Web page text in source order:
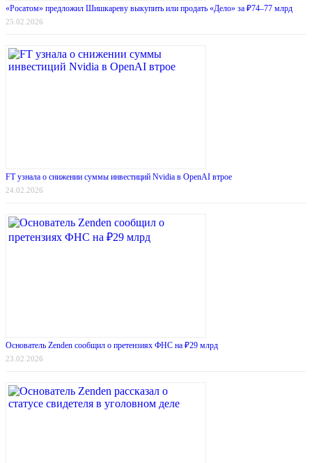
«Росатом» предложил Шишкареву выкупить или продать «Дело» за ₽74–77 млрд
25.02.2026
FT узнала о снижении суммы инвестиций Nvidia в OpenAI втрое
24.02.2026
Основатель Zenden сообщил о претензиях ФНС на ₽29 млрд
23.02.2026